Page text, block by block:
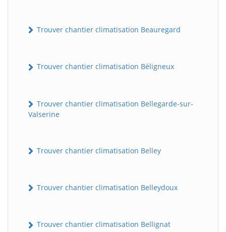
Trouver chantier climatisation Beauregard
Trouver chantier climatisation Béligneux
Trouver chantier climatisation Bellegarde-sur-
Valserine
Trouver chantier climatisation Belley
Trouver chantier climatisation Belleydoux
Trouver chantier climatisation Bellignat